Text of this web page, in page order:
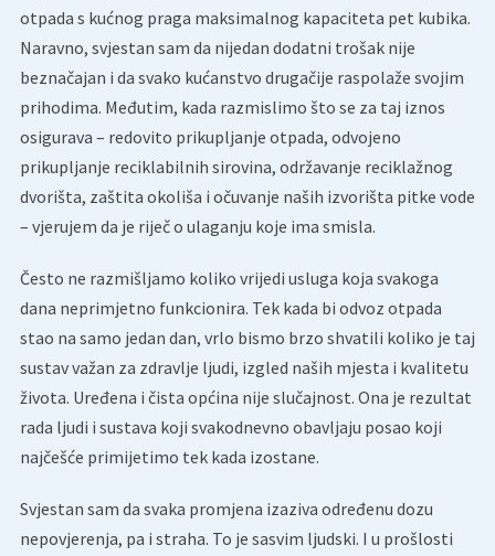
otpada s kućnog praga maksimalnog kapaciteta pet kubika.
Naravno, svjestan sam da nijedan dodatni trošak nije
beznačajan i da svako kućanstvo drugačije raspolaže svojim
prihodima. Međutim, kada razmislimo što se za taj iznos
osigurava – redovito prikupljanje otpada, odvojeno
prikupljanje reciklabilnih sirovina, održavanje reciklažnog
dvorišta, zaštita okoliša i očuvanje naših izvorišta pitke vode
– vjerujem da je riječ o ulaganju koje ima smisla.
Često ne razmišljamo koliko vrijedi usluga koja svakoga
dana neprimjetno funkcionira. Tek kada bi odvoz otpada
stao na samo jedan dan, vrlo bismo brzo shvatili koliko je taj
sustav važan za zdravlje ljudi, izgled naših mjesta i kvalitetu
života. Uređena i čista općina nije slučajnost. Ona je rezultat
rada ljudi i sustava koji svakodnevno obavljaju posao koji
najčešće primijetimo tek kada izostane.
Svjestan sam da svaka promjena izaziva određenu dozu
nepovjerenja, pa i straha. To je sasvim ljudski. I u prošlosti